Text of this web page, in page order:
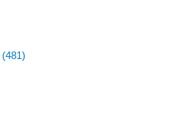
(481)